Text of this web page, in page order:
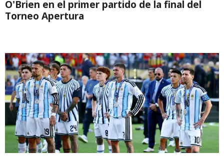
O'Brien en el primer partido de la final del
Torneo Apertura